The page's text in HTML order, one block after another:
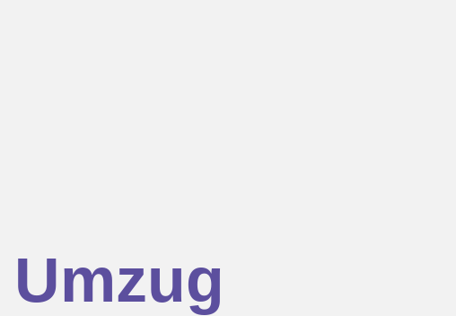
Umzug